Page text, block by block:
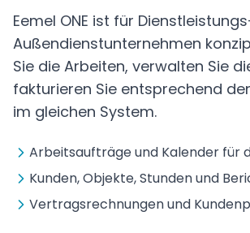
Eemel ONE ist für
Außendienstunternehmen
Sie die Arbeiten, verwalten Sie
fakturieren Sie entsprechend
im gleichen System.
Arbeitsaufträge und Kalender für
Kunden, Objekte, Stunden und
Vertragsrechnungen und